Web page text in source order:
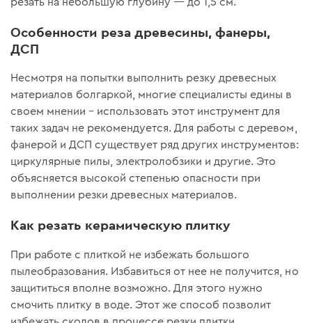
Особенности реза древесины, фанеры,
ДСП
Несмотря на попытки выполнить резку древесных
материалов болгаркой, многие специалисты едины в
своем мнении – использовать этот инструмент для
таких задач не рекомендуется. Для работы с деревом,
фанерой и ДСП существует ряд других инструментов:
циркулярные пилы, электролобзики и другие. Это
объясняется высокой степенью опасности при
выполнении резки древесных материалов.
Как резать керамическую плитку
При работе с плиткой не избежать большого
пылеобразования. Избавиться от нее не получится, но
защититься вполне возможно. Для этого нужно
смочить плитку в воде. Этот же способ позволит